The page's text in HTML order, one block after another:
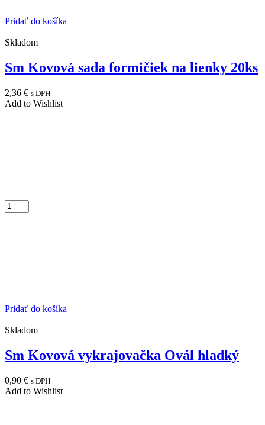
Pridať do košíka
Skladom
Sm Kovová sada formičiek na lienky 20ks
2,36 € s DPH
Add to Wishlist
Pridať do košíka
Skladom
Sm Kovová vykrajovačka Ovál hladký
0,90 € s DPH
Add to Wishlist